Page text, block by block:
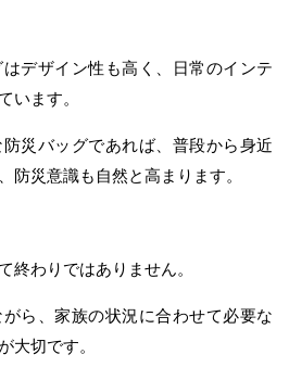
デザイン性も高く、日常のインテ
います。
災バッグであれば、普段から身近
防災意識も自然と高まります。
終わりではありません。
ら、家族の状況に合わせて必要な
大切です。